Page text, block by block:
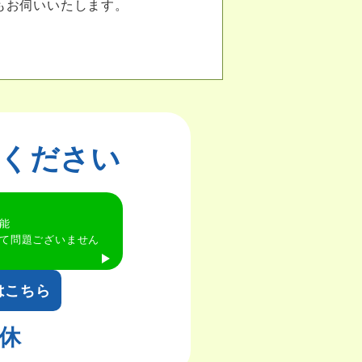
伺いいたします。
ださい
問題ございません
ちら